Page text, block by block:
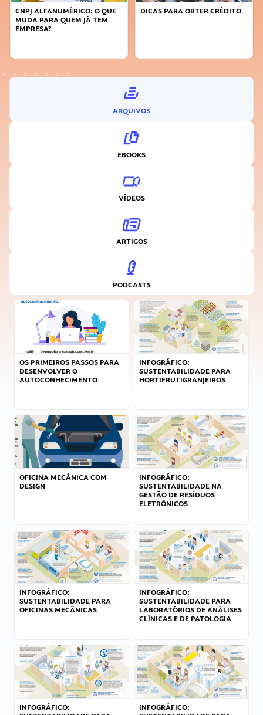
CNPJ ALFANUMÉRICO: O QUE
MUDA PARA QUEM JÁ TEM
EMPRESA?
DICAS PARA OBTER CRÉDITO
ARQUIVOS
EBOOKS
VÍDEOS
ARTIGOS
PODCASTS
OS PRIMEIROS PASSOS PARA
DESENVOLVER O
AUTOCONHECIMENTO
INFOGRÁFICO:
SUSTENTABILIDADE PARA
HORTIFRUTIGRANJEIROS
OFICINA MECÂNICA COM
DESIGN
INFOGRÁFICO:
SUSTENTABILIDADE NA
GESTÃO DE RESÍDUOS
ELETRÔNICOS
INFOGRÁFICO:
SUSTENTABILIDADE PARA
OFICINAS MECÂNICAS
INFOGRÁFICO:
SUSTENTABILIDADE PARA
LABORATÓRIOS DE ANÁLISES
CLÍNICAS E DE PATOLOGIA
INFOGRÁFICO:
INFOGRÁFICO: